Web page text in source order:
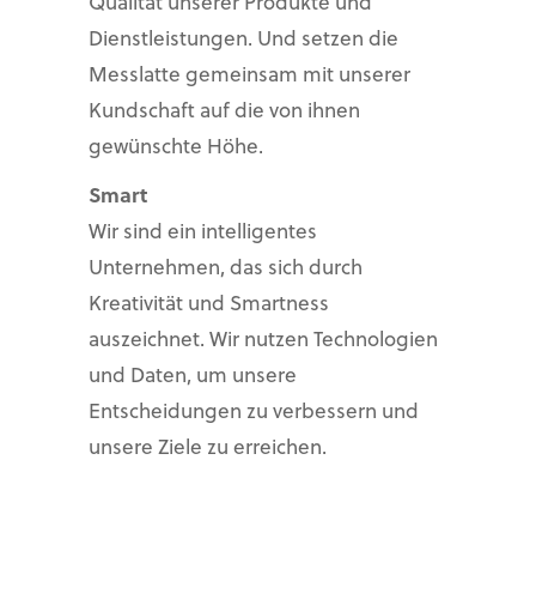
Dienstleistungen. Und setzen die
Messlatte gemeinsam mit unserer
Kundschaft auf die von ihnen
gewünschte Höhe.
Smart
Wir sind ein intelligentes
Unternehmen, das sich durch
Kreativität und Smartness
auszeichnet. Wir nutzen Technologien
und Daten, um unsere
Entscheidungen zu verbessern und
unsere Ziele zu erreichen.